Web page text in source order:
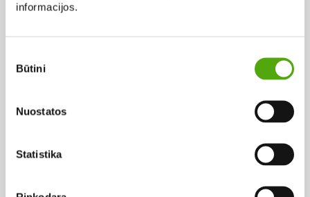
informacijos.
pasirinkimas
Būtini
Nuostatos
Statistika